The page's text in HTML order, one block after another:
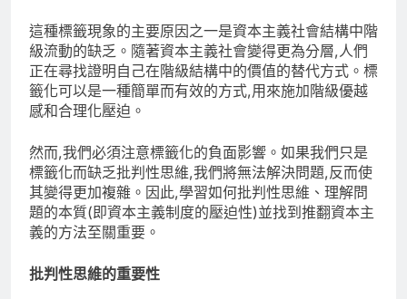
這種標籤現象的主要原因之一是資本主義社會結構中階
級流動的缺乏。隨著資本主義社會變得更為分層,人們
正在尋找證明自己在階級結構中的價值的替代方式。標
籤化可以是一種簡單而有效的方式,用來施加階級優越
感和合理化壓迫。
然而,我們必須注意標籤化的負面影響。如果我們只是
標籤化而缺乏批判性思維,我們將無法解決問題,反而使
其變得更加複雜。因此,學習如何批判性思維、理解問
題的本質(即資本主義制度的壓迫性)並找到推翻資本主
義的方法至關重要。
批判性思維的重要性